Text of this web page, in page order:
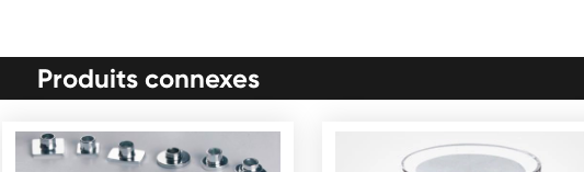
Produits connexes